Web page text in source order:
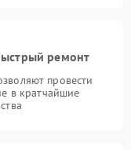
ремонт
провести
в кратчайшие